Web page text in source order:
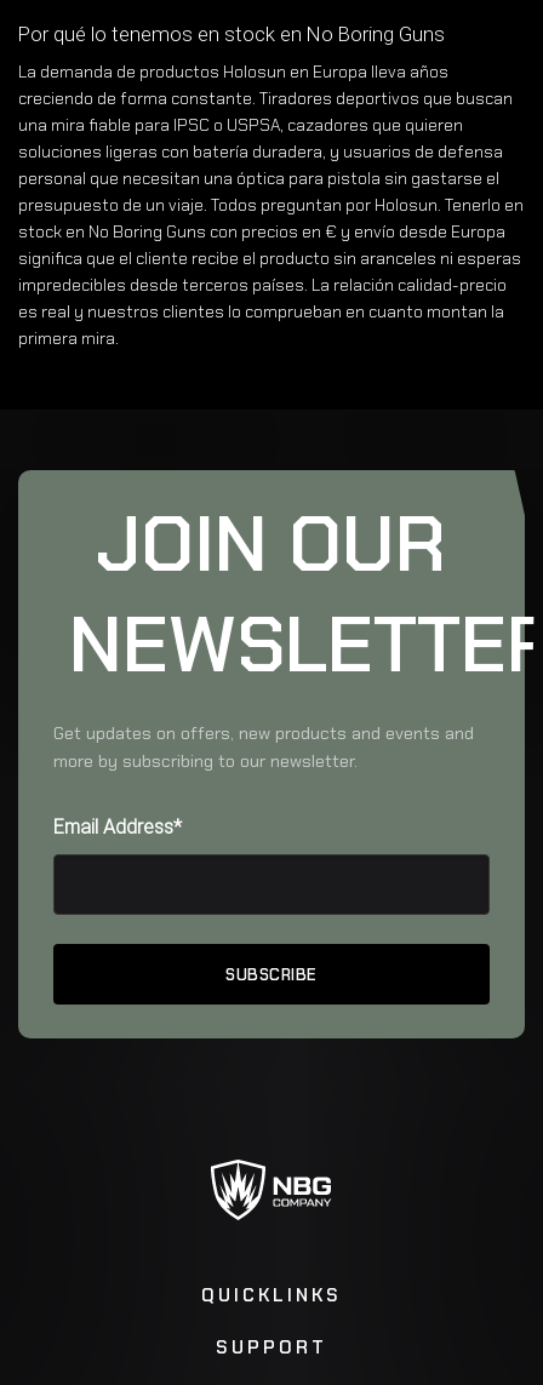
Por qué lo tenemos en stock en No Boring Guns
La demanda de productos Holosun en Europa lleva años
creciendo de forma constante. Tiradores deportivos que buscan
una mira fiable para IPSC o USPSA, cazadores que quieren
soluciones ligeras con batería duradera, y usuarios de defensa
personal que necesitan una óptica para pistola sin gastarse el
presupuesto de un viaje. Todos preguntan por Holosun. Tenerlo en
stock en No Boring Guns con precios en € y envío desde Europa
significa que el cliente recibe el producto sin aranceles ni esperas
impredecibles desde terceros países. La relación calidad-precio
es real y nuestros clientes lo comprueban en cuanto montan la
primera mira.
JOIN OUR
Get updates on offers, new products and events and
more by subscribing to our newsletter.
Email Address*
QUICKLINKS
SUPPORT